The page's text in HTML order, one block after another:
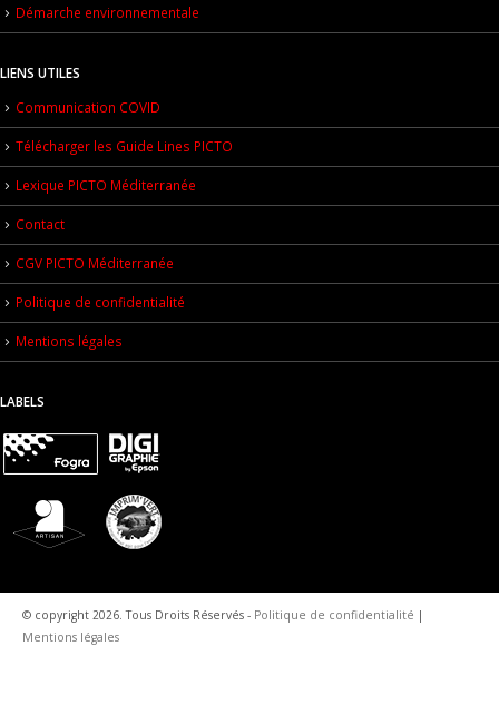
Démarche environnementale
LIENS UTILES
Communication COVID
Télécharger les Guide Lines PICTO
Lexique PICTO Méditerranée
Contact
CGV PICTO Méditerranée
Politique de confidentialité
Mentions légales
LABELS
© copyright 2026. Tous Droits Réservés - Politique de confidentialité |
Mentions légales